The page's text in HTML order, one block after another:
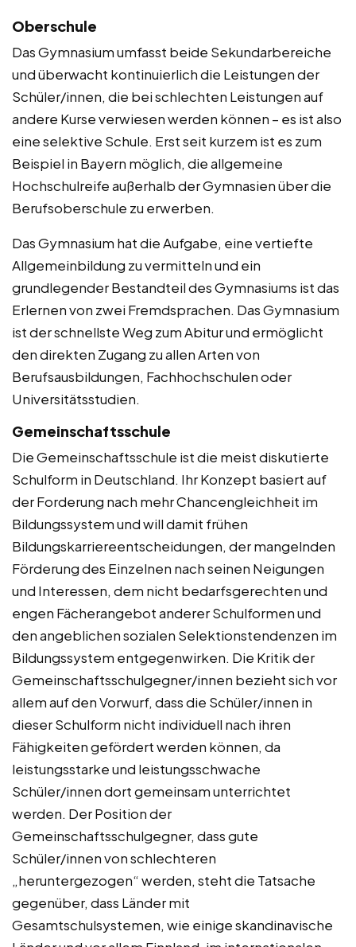
Oberschule
Das Gymnasium umfasst beide Sekundarbereiche
und überwacht kontinuierlich die Leistungen der
Schüler/innen, die bei schlechten Leistungen auf
andere Kurse verwiesen werden können – es ist also
eine selektive Schule. Erst seit kurzem ist es zum
Beispiel in Bayern möglich, die allgemeine
Hochschulreife außerhalb der Gymnasien über die
Berufsoberschule zu erwerben.
Das Gymnasium hat die Aufgabe, eine vertiefte
Allgemeinbildung zu vermitteln und ein
grundlegender Bestandteil des Gymnasiums ist das
Erlernen von zwei Fremdsprachen. Das Gymnasium
ist der schnellste Weg zum Abitur und ermöglicht
den direkten Zugang zu allen Arten von
Berufsausbildungen, Fachhochschulen oder
Universitätsstudien.
Gemeinschaftsschule
Die Gemeinschaftsschule ist die meist diskutierte
Schulform in Deutschland. Ihr Konzept basiert auf
der Forderung nach mehr Chancengleichheit im
Bildungssystem und will damit frühen
Bildungskarriereentscheidungen, der mangelnden
Förderung des Einzelnen nach seinen Neigungen
und Interessen, dem nicht bedarfsgerechten und
engen Fächerangebot anderer Schulformen und
den angeblichen sozialen Selektionstendenzen im
Bildungssystem entgegenwirken. Die Kritik der
Gemeinschaftsschulgegner/innen bezieht sich vor
allem auf den Vorwurf, dass die Schüler/innen in
dieser Schulform nicht individuell nach ihren
Fähigkeiten gefördert werden können, da
leistungsstarke und leistungsschwache
Schüler/innen dort gemeinsam unterrichtet
werden. Der Position der
Gemeinschaftsschulgegner, dass gute
Schüler/innen von schlechteren
„heruntergezogen“ werden, steht die Tatsache
gegenüber, dass Länder mit
Gesamtschulsystemen, wie einige skandinavische